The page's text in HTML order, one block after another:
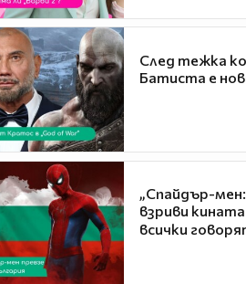
След тежка
Батиста е
„Спайдър-
взриви
всички